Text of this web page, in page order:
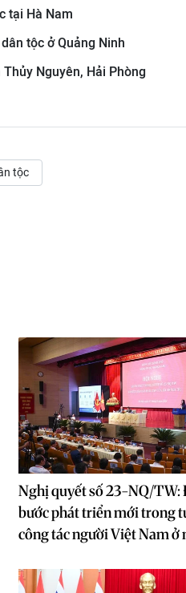
tại Hà Nam
tộc ở Quảng Ninh
Nguyên, Hải Phòng
tộc
Nghị quyết số 23-NQ/TW:
bước phát triển mới trong
công tác người Việt Nam ở